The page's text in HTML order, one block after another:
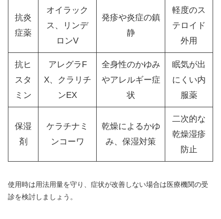
抗炎
症薬
オイラック
ス、リンデ
ロンV
発疹や炎症の鎮
静
軽度のス
テロイド
外用
抗ヒ
スタ
ミン
アレグラF
X、クラリチ
ンEX
全身性のかゆみ
やアレルギー症
状
眠気が出
にくい内
服薬
保湿
剤
ケラチナミ
ンコーワ
乾燥によるかゆ
み、保湿対策
二次的な
乾燥湿疹
防止
使用時は用法用量を守り、症状が改善しない場合は医療機関の受
診を検討しましょう。